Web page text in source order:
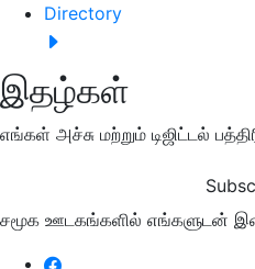
Directory
இதழ்கள்
எங்கள் அச்சு மற்றும் டிஜிட்டல்
சமூக ஊடகங்களில் எங்களுடன்